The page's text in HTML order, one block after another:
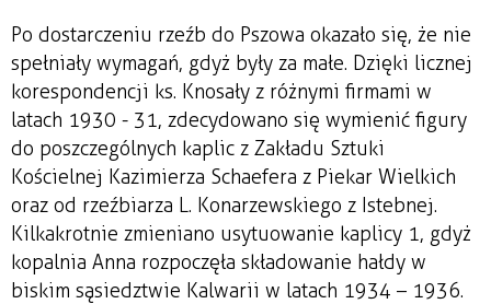
Po dostarczeniu rzeźb do Pszowa okazało się, że nie
spełniały wymagań, gdyż były za małe. Dzięki licznej
korespondencji ks. Knosały z różnymi firmami w
latach 1930 - 31, zdecydowano się wymienić figury
do poszczególnych kaplic z Zakładu Sztuki
Kościelnej Kazimierza Schaefera z Piekar Wielkich
oraz od rzeźbiarza L. Konarzewskiego z Istebnej.
Kilkakrotnie zmieniano usytuowanie kaplicy 1, gdyż
kopalnia Anna rozpoczęła składowanie hałdy w
biskim sąsiedztwie Kalwarii w latach 1934 – 1936.